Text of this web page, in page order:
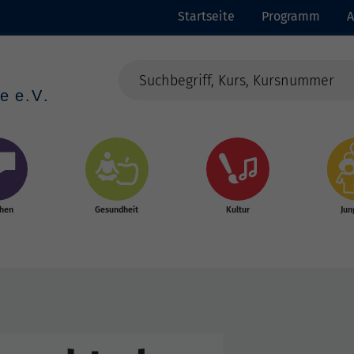
Startseite Programm
Gesundheit Kultur